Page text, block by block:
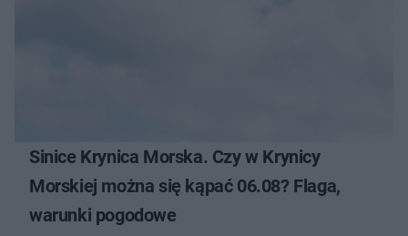
Sinice Krynica Morska. Czy w Krynicy
Morskiej można się kąpać 06.08? Flaga,
warunki pogodowe